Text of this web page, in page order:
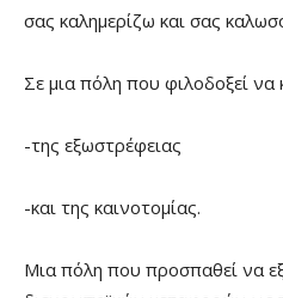
σας καλημερίζω και σας
Σε μια πόλη που φιλοδοξεί να
-της εξωστρέφειας
-και της καινοτομίας.
Μια πόλη που προσπαθεί να